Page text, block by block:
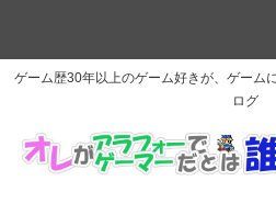
ゲーム歴30年以上のゲーム好きが、ゲーム
ログ